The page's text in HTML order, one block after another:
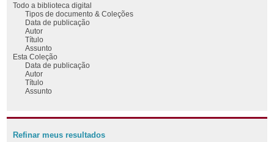
Todo a biblioteca digital
Tipos de documento & Coleções
Data de publicação
Autor
Título
Assunto
Esta Coleção
Data de publicação
Autor
Título
Assunto
Refinar meus resultados